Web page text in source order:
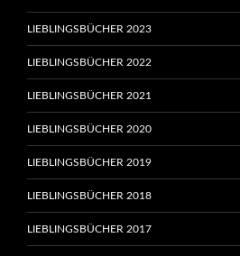
LIEBLINGSBÜCHER 2023
LIEBLINGSBÜCHER 2022
LIEBLINGSBÜCHER 2021
LIEBLINGSBÜCHER 2020
LIEBLINGSBÜCHER 2019
LIEBLINGSBÜCHER 2018
LIEBLINGSBÜCHER 2017